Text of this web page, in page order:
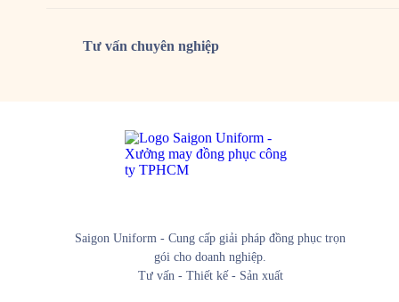
Tư vấn chuyên nghiệp
Saigon Uniform - Cung cấp giải pháp đồng phục trọn
gói cho doanh nghiệp.
Tư vấn - Thiết kế - Sản xuất